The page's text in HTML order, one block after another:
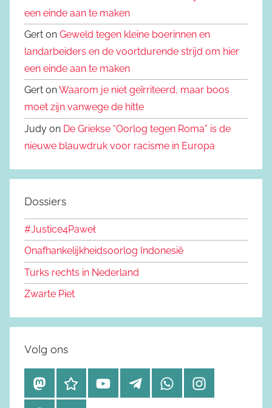
een einde aan te maken
Gert on Geweld tegen kleine boerinnen en
landarbeiders en de voortdurende strijd om hier
een einde aan te maken
Gert onWaarom je niet geïrriteerd, maar boos
moet zijn vanwege de hitte
Judy on De Griekse “Oorlog tegen Roma” is de
nieuwe blauwdruk voor racisme in Europa
Dossiers
#Justice4Paweł
Onafhankelijkheidsoorlog Indonesië
Turks rechts in Nederland
Zwarte Piet
Volg ons
M
a
B
l
Y
o
T
e
W
h
I
n